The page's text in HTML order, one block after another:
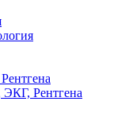
Рентгена